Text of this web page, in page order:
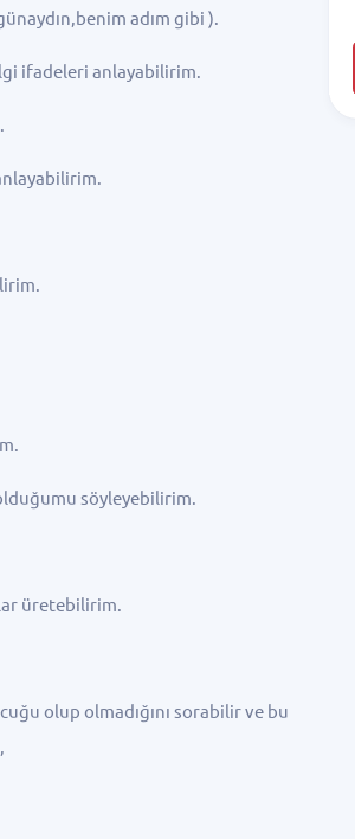
adım gibi ).
ifadeleri anlayabilirim.
söyleyebilirim.
üretebilirim.
olup olmadığını sorabilir ve bu